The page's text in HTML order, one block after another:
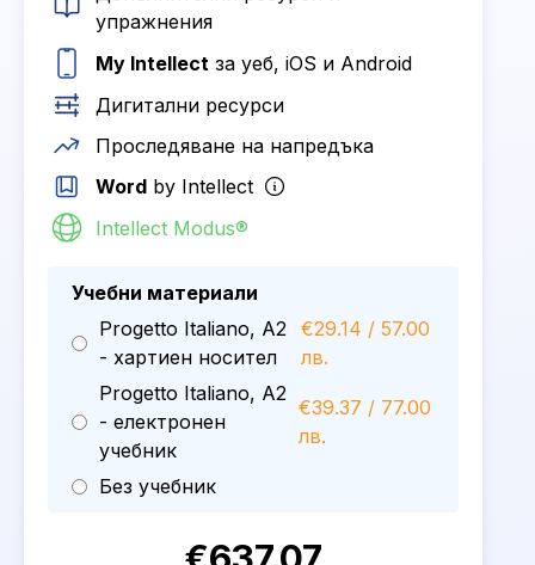
упражнения
My Intellect за уеб, iOS и Android
Дигитални ресурси
Проследяване на напредъка
Word by Intellect
Intellect Modus®
Учебни материали
Progetto Italiano, A2
- хартиен носител
€29.14 / 57.00
лв.
Progetto Italiano, A2
- електронен
учебник
€39.37 / 77.00
лв.
Без учебник